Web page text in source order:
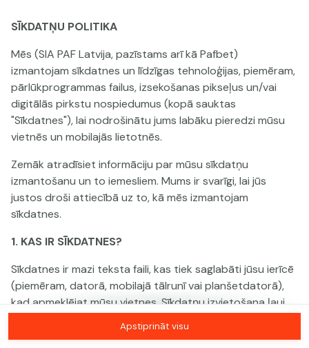
Šai spēlei nav pieejama demo versija. Lūdzu,
pieslēdzies, lai spēlētu ar īstu naudu.
Pieslēgties
SĪKDATŅU POLITIKA
Mēs (SIA PAF Latvija, pazīstams arī kā Pafbet)
izmantojam sīkdatnes un līdzīgas tehnoloģijas, piemēram,
pārlūkprogrammas failus, izsekošanas pikseļus un/vai
digitālās pirkstu nospiedumus (kopā sauktas
"Sīkdatnes"), lai nodrošinātu jums labāku pieredzi mūsu
vietnēs un mobilajās lietotnēs.
Zemāk atradīsiet informāciju par mūsu sīkdatņu
izmantošanu un to iemesliem. Mums ir svarīgi, lai jūs
justos droši attiecībā uz to, kā mēs izmantojam
sīkdatnes.
1. KAS IR SĪKDATNES?
Sīkdatnes ir mazi teksta faili, kas tiek saglabāti jūsu ierīcē
(piemēram, datorā, mobilajā tālrunī vai planšetdatorā),
kad apmeklējat mūsu vietnes. Sīkdatņu izvietošana ļauj
mums jūs atpazīt un saprast, kā jūs izmantojat mūsu
vietnes, kas palīdz mums uzlabot jūsu pieredzi un
Apstiprināt visu